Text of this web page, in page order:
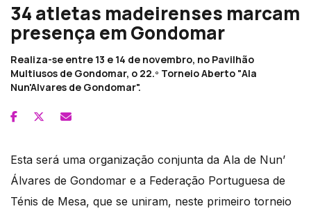
34 atletas madeirenses marcam
presença em Gondomar
Realiza-se entre 13 e 14 de novembro, no Pavilhão
Multiusos de Gondomar, o 22.º Torneio Aberto "Ala
Nun'Alvares de Gondomar".
Esta será uma organização conjunta da Ala de Nun’
Álvares de Gondomar e a Federação Portuguesa de
Ténis de Mesa, que se uniram, neste primeiro torneio